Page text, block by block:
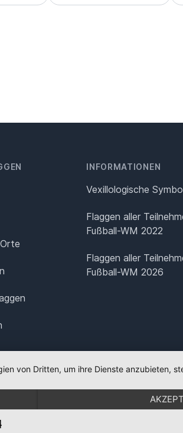
INFORMATIONEN
Vexillologische
Flaggen aller
Fußball-WM 2022
Flaggen aller
Fußball-WM 2026
von Dritten, um ihre Dienste